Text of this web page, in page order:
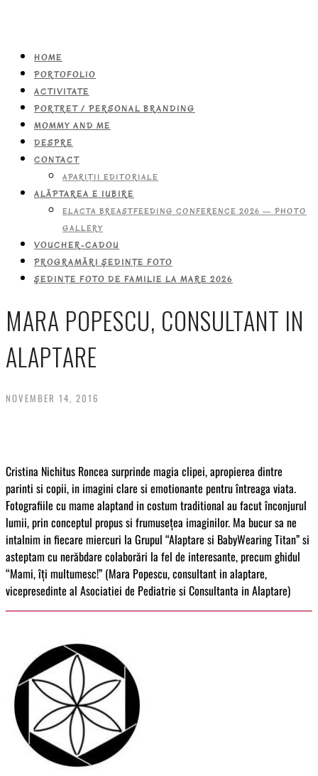
HOME
PORTOFOLIO
ACTIVITATE
PORTRET / PERSONAL BRANDING
MOMMY AND ME
DESPRE
CONTACT
APARIŢII EDITORIALE
ALĂPTAREA E IUBIRE
ELACTA BREASTFEEDING CONFERENCE 2026 — PHOTO
GALLERY
VOUCHER-CADOU
PROGRAMĂRI ŞEDINŢE FOTO
ŞEDINŢE FOTO DE FAMILIE LA MARE 2026
MARA POPESCU, CONSULTANT IN
ALAPTARE
NOVEMBER 14, 2016
Cristina Nichitus Roncea surprinde magia clipei, apropierea dintre
parinti si copii, in imagini clare si emotionante pentru întreaga viata.
Fotografiile cu mame alaptand in costum traditional au facut înconjurul
lumii, prin conceptul propus si frumusețea imaginilor. Ma bucur sa ne
intalnim in fiecare miercuri la Grupul “Alaptare si BabyWearing Titan” si
asteptam cu nerăbdare colaborări la fel de interesante, precum ghidul
“Mami, îți multumesc!” (Mara Popescu, consultant in alaptare,
vicepresedinte al Asociatiei de Pediatrie si Consultanta in Alaptare)